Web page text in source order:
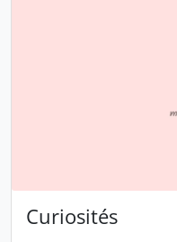
Curiosités